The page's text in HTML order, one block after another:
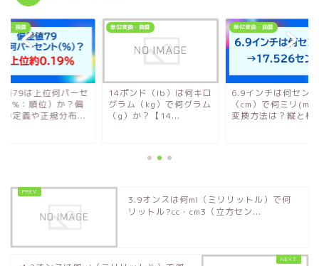
換・換算
値79は上位何パーセ
（%：順位）か？偏
の定義や正規分布...
単位変換・換算
14ポンド（lb）は何キロ
グラム（kg）で何グラム
（g）か？【14...
単位変換・換算
6.9インチは何センチ
（cm）で何ミリ
変換方法は？縦と横
3.9オンスは何ml（ミリリットル）で何
リットル?cc・cm3（立方セン...